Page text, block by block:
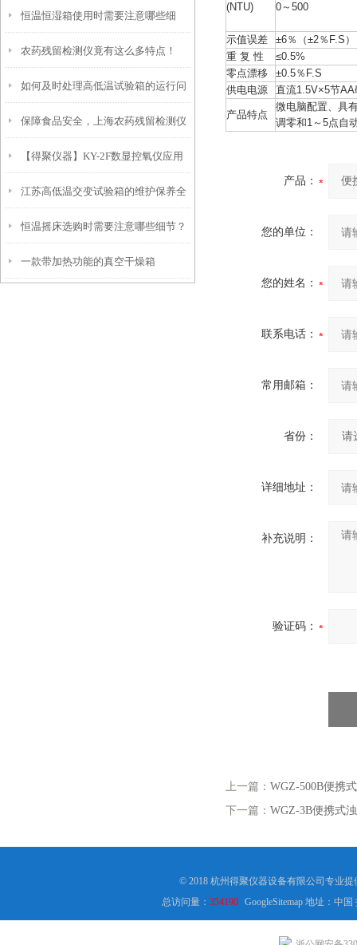
恒温恒湿箱使用时需要注意哪些细
节？
农药残留检测仪竟有这么多特点！
如何及时处理高低温试验箱的运行问
题？
保障食品安全，上海农药残留检测仪
助力农产品监管
【得聚仪器】KY-2F数显控氧仪应用
江苏高低温交变试验箱的维护保养全
攻略：清洁、校准与系统检查要点
恒温摇床选购时需要注意哪些细节？
一款带加热功能的真空干燥箱
(NTU)
0～500
示值误差
±6％（±2％F.S）
重 复 性
≤0.5%
零点漂移
±0.5％F.S
供电电源
直流1.5V×5节
产品特点
微电脑配置、具
调零和1～5点自
产品：
您的单位：
您的姓名：
联系电话：
常用邮箱：
省份：
详细地址：
补充说明：
验证码：
上一篇： WGZ-500B便携
下一篇： WGZ-3B便携式
© 2018 杭州得聚仪器设备有限公司专业
总访问量：354190 GoogleSitemap地址：中国